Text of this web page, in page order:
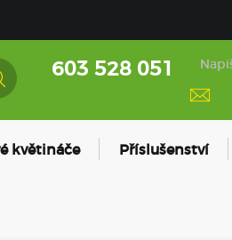
603 528 051
květináče Příslušenství